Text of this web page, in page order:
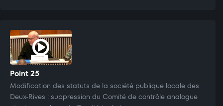
Point 25
Modification des statuts de la société publique locale des
Deux-Rives : suppression du Comité de contrôle analogue